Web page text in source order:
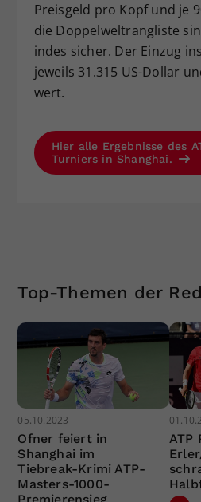
Preisgeld pro Kopf und je
die Doppelweltrangliste
indes sicher. Der Einzug
jeweils 31.315 US-Dollar
wert.
Hier alle Ergebnisse des
Turniers in Shanghai.
Top-Themen der
05.10.2023
Ofner feiert in
Shanghai im
Tiebreak-Krimi ATP-
Masters-1000-
ATP